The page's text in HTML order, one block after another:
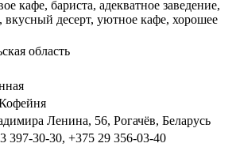
кафе, бариста, адекватное заведение,
вкусный десерт, уютное кафе, хорошее
область
Ленина, 56, Рогачёв, Беларусь
397-30-30, +375 29 356-03-40